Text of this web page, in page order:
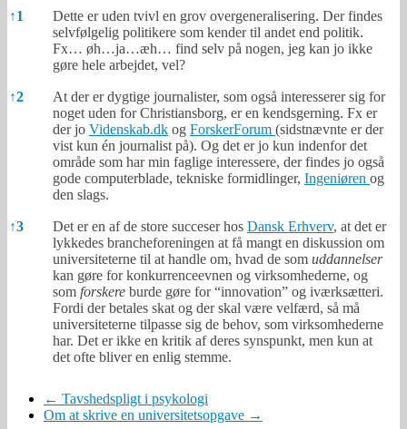
Fodnoter
↑1
Dette er uden tvivl en grov overgeneralisering. Der findes
selvfølgelig politikere som kender til andet end politik.
Fx… øh…ja…æh… find selv på nogen, jeg kan jo ikke
gøre hele arbejdet, vel?
↑2
At der er dygtige journalister, som også interesserer sig for
noget uden for Christiansborg, er en kendsgerning. Fx er
der jo Videnskab.dk og ForskerForum (sidstnævnte er der
vist kun én journalist på). Og det er jo kun indenfor det
område som har min faglige interessere, der findes jo også
gode computerblade, tekniske formidlinger, Ingeniøren og
den slags.
↑3 Det er en af de store succeser hos Dansk Erhverv, at det er
lykkedes brancheforeningen at få mangt en diskussion om
universiteterne til at handle om, hvad de som uddannelser
kan gøre for konkurrenceevnen og virksomhederne, og
som forskere burde gøre for “innovation” og iværksætteri.
Fordi der betales skat og der skal være velfærd, så må
universiteterne tilpasse sig de behov, som virksomhederne
har. Det er ikke en kritik af deres synspunkt, men kun at
det ofte bliver en enlig stemme.
← Tavshedspligt i psykologi
Om at skrive en universitetsopgave →